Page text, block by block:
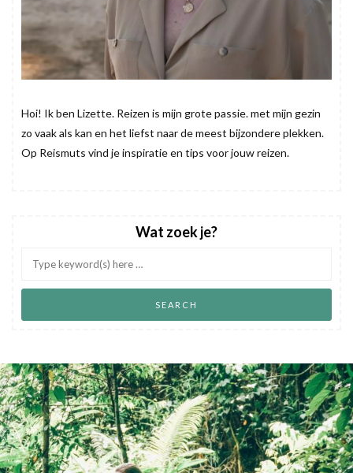
Hoi! Ik ben Lizette. Reizen is mijn grote passie. met mijn gezin
zo vaak als kan en het liefst naar de meest bijzondere plekken.
Op Reismuts vind je inspiratie en tips voor jouw reizen.
Wat zoek je?